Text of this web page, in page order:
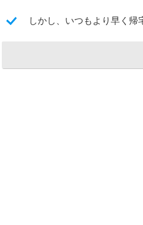
しかし、いつもより早く帰